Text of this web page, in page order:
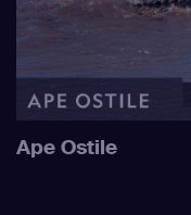
Ape Ostile